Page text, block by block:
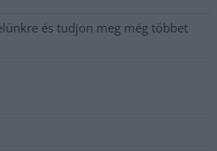
és tudjon meg még többet